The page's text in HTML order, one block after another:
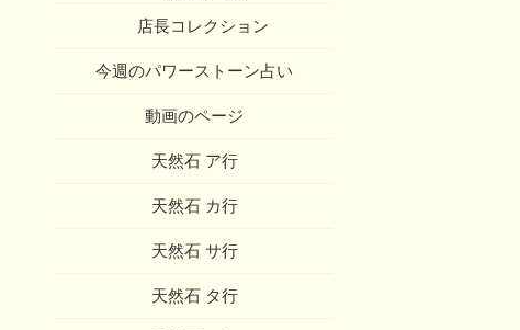
店長コレクション
今週のパワーストーン占い
動画のページ
天然石 ア行
天然石 カ行
天然石 サ行
天然石 タ行